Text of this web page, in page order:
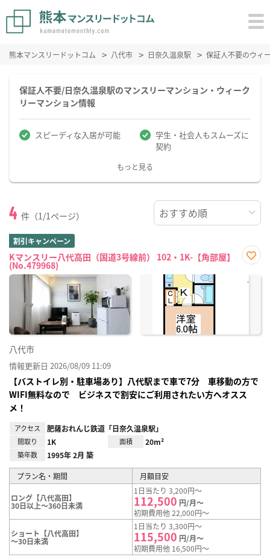
熊本マンスリードットコム 八代市 日奈久温泉駅 保証人不要のウィ
保証人不要/日奈久温泉駅のマンスリーマンション・ウィーク
リーマンション情報
スピーディな入居が可能
学生・社会人もスムーズに
契約
もっと見る
4 件（1/1ページ）
割引キャンペーン
Kマンスリー八代高田（国道3号線前） 102・1K-【角部屋】
(No.479968)
に入
り登
八代市
情報更新日 2026/08/09 11:09
【バストイレ別・駐車場あり】八代駅まで車で7分 車移動の方で
WIFI無料なので ビジネスで割安にご利用されたい方へオスス
メ！
アクセス 肥薩おれんじ鉄道「日奈久温泉駅」
間取り 1K 面積 20m²
築年数 1995年 2月 築
プラン名・期間 月額目安
ロング【八代高田】
30日以上～360日未満
1日当たり 3,200円～
112,500 円/月～
初期費用他 22,000円～
ショート【八代高田】
～30日未満
1日当たり 3,300円～
115,500 円/月～
初期費用他 16,500円～